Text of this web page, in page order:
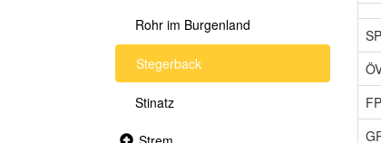
Rohr im Burgenland
Stegerback
Stinatz
Collapsed